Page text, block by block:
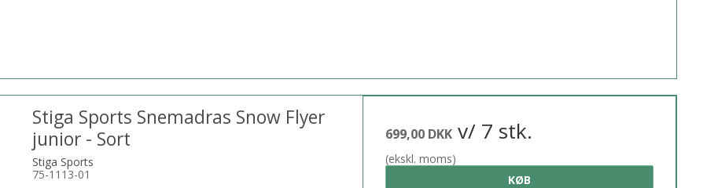
Stiga Sports Snemadras Snow Flyer
junior - Sort
Stiga Sports
75-1113-01
699,00 DKKv/ 7 stk.
(ekskl. moms)
KØB